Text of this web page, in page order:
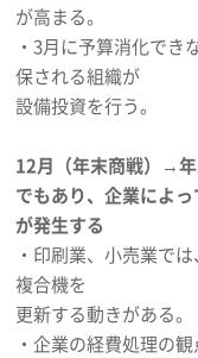
が高まる。
・3月に予算消化でき
保される組織が
設備投資を行う。
12月（年末商戦）→
でもあり、企業によ
が発生する
・印刷業、小売業で
複合機を
更新する動きがある。
・企業の経費処理の